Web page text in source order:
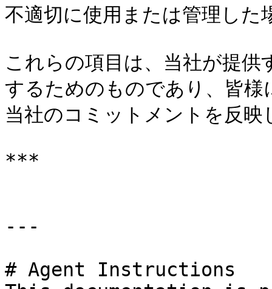
不適切に使用または管理した
これらの項目は、当社が提
するためのものであり、皆
当社のコミットメントを反映
***
---
# Agent Instructions